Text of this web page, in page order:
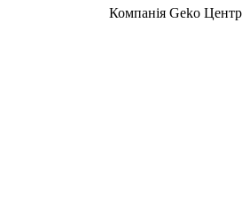
Компанія Geko